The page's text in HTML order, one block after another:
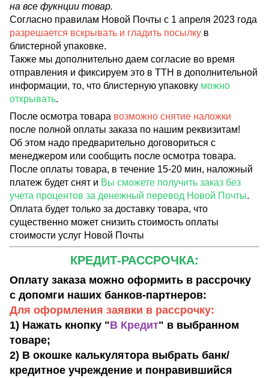
на все фукнции товар.
Согласно правилам Новой Почты с 1 апреля 2023 года
разрешается вскрывать и гладить посылку в
блистерной упаковке.
Также мы дополнительно даем согласие во время
отправления и фиксируем это в ТТН в дополнительной
информации, то, что блистерную упаковку можно
открывать.
После осмотра товара возможно снятие наложки
после полной оплаты заказа по нашим реквизитам!
Об этом надо предварительно договориться с
менеджером или сообщить после осмотра товара.
После оплаты товара, в течение 15-20 мин, наложный
платеж будет снят и Вы сможете получить заказ без
учета процентов за денежный перевод Новой Почты.
Оплата будет только за доставку товара, что
существенно может снизить стоимость оплаты
стоимости услуг Новой Почты
КРЕДИТ-РАССРОЧКА:
Оплату заказа можно оформить в рассрочку
с допомги наших банков-партнеров:
Для оформления заявки в рассрочку:
1) Нажать кнопку "В Кредит" в выбранном
товаре;
2) В окошке калькулятора выбрать банк/
кредитное учреждение и понравившийся